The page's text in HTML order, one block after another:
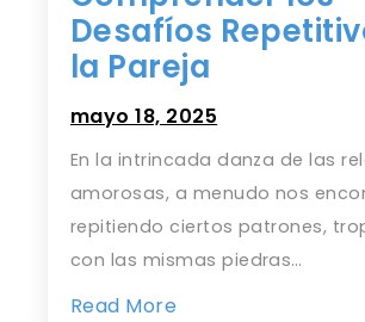
Desafíos
la Pareja
mayo 18, 2025
En la intrincada danza de las
amorosas, a menudo nos
repitiendo ciertos patrones,
con las mismas piedras…
Read More